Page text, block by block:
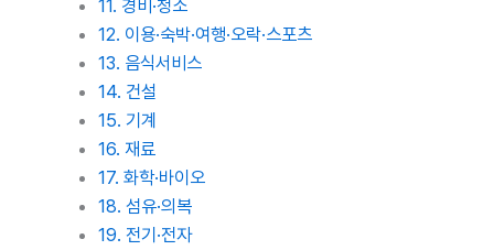
11. 경비·청소
12. 이용·숙박·여행·오락·스포츠
13. 음식서비스
14. 건설
15. 기계
16. 재료
17. 화학·바이오
18. 섬유·의복
19. 전기·전자